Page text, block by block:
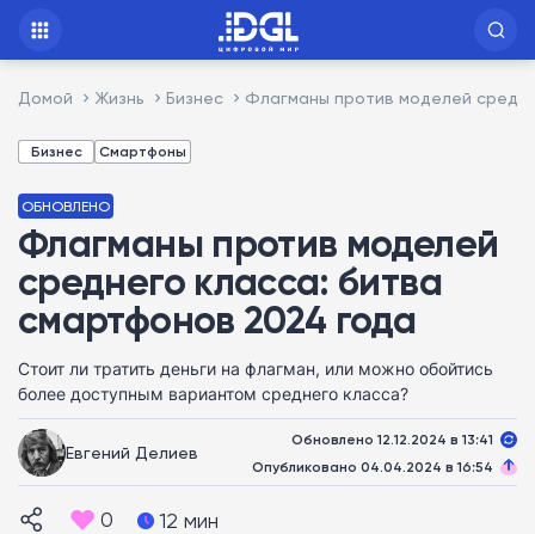
Домой Жизнь Бизнес Флагманы против моделей
Бизнес Смартфоны
ОБНОВЛЕНО
Флагманы против моделей
среднего класса: битва
смартфонов 2024 года
Стоит ли тратить деньги на флагман, или можно обойтись
более доступным вариантом среднего класса?
Евгений Делиев
Обновлено 12.12.2024 в 13:41
Опубликовано 04.04.2024 в 16:54
0 12 мин